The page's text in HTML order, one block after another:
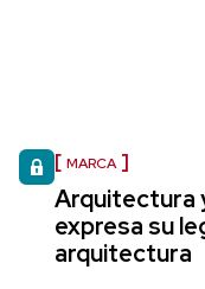
MARCA
Arquitectura
expresa su
arquitectura